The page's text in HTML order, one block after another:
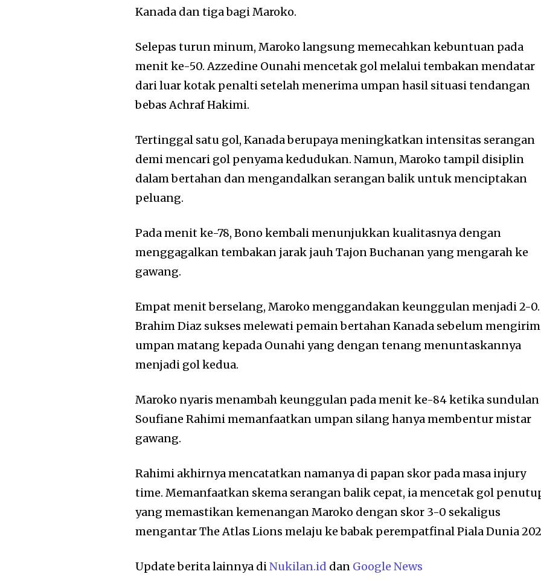
Kanada dan tiga bagi Maroko.
Selepas turun minum, Maroko langsung memecahkan kebuntuan pada
menit ke-50. Azzedine Ounahi mencetak gol melalui tembakan mendatar
dari luar kotak penalti setelah menerima umpan hasil situasi tendangan
bebas Achraf Hakimi.
Tertinggal satu gol, Kanada berupaya meningkatkan intensitas serangan
demi mencari gol penyama kedudukan. Namun, Maroko tampil disiplin
dalam bertahan dan mengandalkan serangan balik untuk menciptakan
peluang.
Pada menit ke-78, Bono kembali menunjukkan kualitasnya dengan
menggagalkan tembakan jarak jauh Tajon Buchanan yang mengarah ke
gawang.
Empat menit berselang, Maroko menggandakan keunggulan menjadi 2-0.
Brahim Diaz sukses melewati pemain bertahan Kanada sebelum mengirim
umpan matang kepada Ounahi yang dengan tenang menuntaskannya
menjadi gol kedua.
Maroko nyaris menambah keunggulan pada menit ke-84 ketika sundulan
Soufiane Rahimi memanfaatkan umpan silang hanya membentur mistar
gawang.
Rahimi akhirnya mencatatkan namanya di papan skor pada masa injury
time. Memanfaatkan skema serangan balik cepat, ia mencetak gol
yang memastikan kemenangan Maroko dengan skor 3-0 sekaligus
mengantar The Atlas Lions melaju ke babak perempatfinal Piala Dunia
Update berita lainnya diNukilan.id dan Google News